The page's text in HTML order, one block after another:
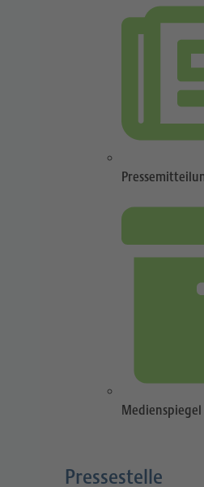
Medienspiegel
Pressestelle​